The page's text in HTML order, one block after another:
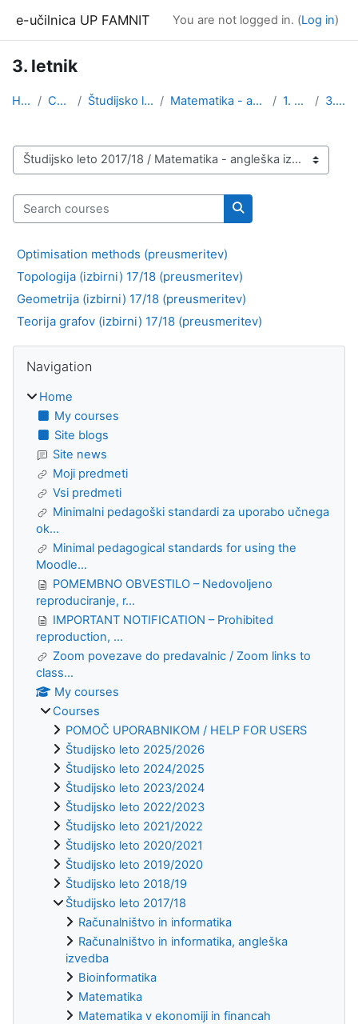
e-učilnica UP FAMNIT You are not logged in. (Log in)
3. letnik
Home Courses Študijsko leto 2017/18 Matematika - angleška izvedba 1. stopnja 3. letnik
Course categories
Search courses
Search courses
Optimisation methods (preusmeritev)
Topologija (izbirni) 17/18 (preusmeritev)
Geometrija (izbirni) 17/18 (preusmeritev)
Teorija grafov (izbirni) 17/18 (preusmeritev)
Blocks
Navigation
Home
My courses
Site blogs
Site news
Moji predmeti
Vsi predmeti
Minimalni pedagoški standardi za uporabo učnega
ok...
Minimal pedagogical standards for using the
Moodle...
POMEMBNO OBVESTILO – Nedovoljeno
reproduciranje, r...
IMPORTANT NOTIFICATION – Prohibited
reproduction, ...
Zoom povezave do predavalnic / Zoom links to
class...
My courses
Courses
POMOČ UPORABNIKOM / HELP FOR USERS
Študijsko leto 2025/2026
Študijsko leto 2024/2025
Študijsko leto 2023/2024
Študijsko leto 2022/2023
Študijsko leto 2021/2022
Študijsko leto 2020/2021
Študijsko leto 2019/2020
Študijsko leto 2018/19
Študijsko leto 2017/18
Računalništvo in informatika
Računalništvo in informatika, angleška
izvedba
Bioinformatika
Matematika
Matematika v ekonomiji in financah